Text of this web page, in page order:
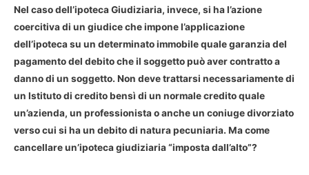
Nel caso dell’ipoteca Giudiziaria, invece, si ha l’azione
coercitiva di un giudice che impone l’applicazione
dell’ipoteca su un determinato immobile quale garanzia del
pagamento del debito che il soggetto può aver contratto a
danno di un soggetto. Non deve trattarsi necessariamente di
un Istituto di credito bensì di un normale credito quale
un’azienda, un professionista o anche un coniuge divorziato
verso cui si ha un debito di natura pecuniaria. Ma come
cancellare un’ipoteca giudiziaria “imposta dall’alto”?